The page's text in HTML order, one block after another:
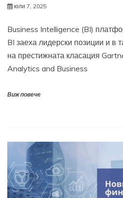
юли 7, 2025
Business Intelligence (BI)
BI заеха лидерски позиции и в
на престижната класация
Analytics and Business
Виж повече